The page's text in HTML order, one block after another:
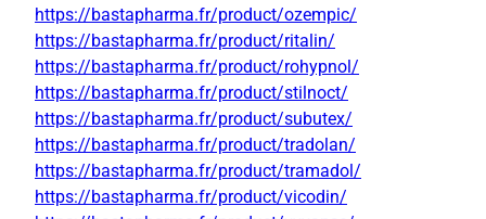
https://bastapharma.fr/product/ozempic/
https://bastapharma.fr/product/ritalin/
https://bastapharma.fr/product/rohypnol/
https://bastapharma.fr/product/stilnoct/
https://bastapharma.fr/product/subutex/
https://bastapharma.fr/product/tradolan/
https://bastapharma.fr/product/tramadol/
https://bastapharma.fr/product/vicodin/